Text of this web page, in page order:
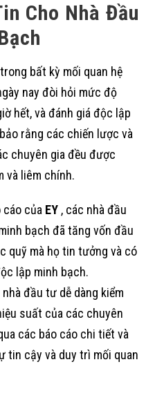
Cho Nhà Đầu
bất kỳ mối quan hệ
nay đòi hỏi mức độ
hết, và đánh giá độc lập
rằng các chiến lược và
chuyên gia đều được
và liêm chính.
cáo của EY , các nhà đầu
bạch đã tăng vốn đầu
quỹ mà họ tin tưởng và có
lập minh bạch.
đầu tư dễ dàng kiểm
suất của các chuyên
các báo cáo chi tiết và
tin cậy và duy trì mối quan